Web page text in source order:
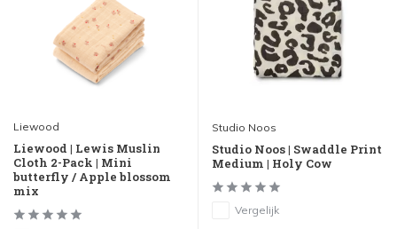
Liewood
Liewood | Lewis Muslin
Cloth 2-Pack | Mini
butterfly / Apple blossom
mix
Studio Noos
Studio Noos | Swaddle Print
Medium | Holy Cow
Vergelijk